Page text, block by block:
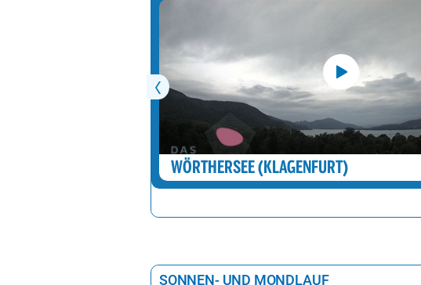
WÖRTHERSEE (KLAGENFURT)
SONNEN- UND MONDLAUF